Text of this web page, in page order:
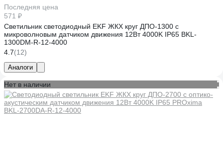
Последняя цена
571 ₽
Светильник светодиодный EKF ЖКХ круг ДПО-1300 с
микроволновым датчиком движения 12Вт 4000K IP65 BKL-
1300DM-R-12-4000
4.7(12)
Аналоги
Нет в наличии